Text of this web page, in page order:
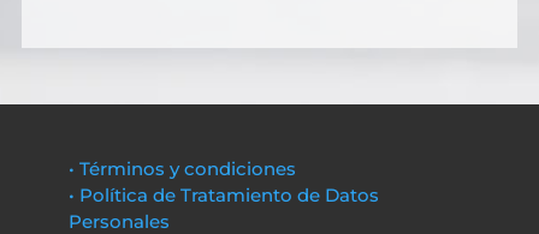
• Términos y condiciones
• Política de Tratamiento de Datos
Personales